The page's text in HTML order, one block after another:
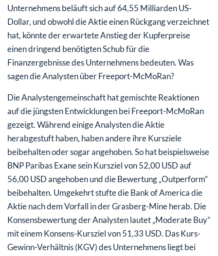
Unternehmens beläuft sich auf 64,55 Milliarden US-
Dollar, und obwohl die Aktie einen Rückgang verzeichnet
hat, könnte der erwartete Anstieg der Kupferpreise
einen dringend benötigten Schub für die
Finanzergebnisse des Unternehmens bedeuten. Was
sagen die Analysten über Freeport-McMoRan?
Die Analystengemeinschaft hat gemischte Reaktionen
auf die jüngsten Entwicklungen bei Freeport-McMoRan
gezeigt. Während einige Analysten die Aktie
herabgestuft haben, haben andere ihre Kursziele
beibehalten oder sogar angehoben. So hat beispielsweise
BNP Paribas Exane sein Kursziel von 52,00 USD auf
56,00 USD angehoben und die Bewertung „Outperform”
beibehalten. Umgekehrt stufte die Bank of America die
Aktie nach dem Vorfall in der Grasberg-Mine herab. Die
Konsensbewertung der Analysten lautet „Moderate Buy”
mit einem Konsens-Kursziel von 51,33 USD. Das Kurs-
Gewinn-Verhältnis (KGV) des Unternehmens liegt bei